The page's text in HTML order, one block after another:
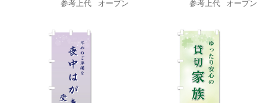
参考上代
オープン
参考上代
オープン